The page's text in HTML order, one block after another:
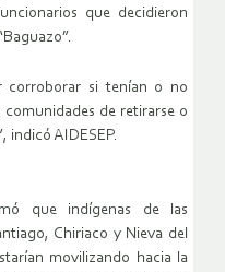
que decidieron
corroborar si tenían o no
de retirarse o
indicó AIDESEP.
que indígenas de las
Chiriaco y Nieva del
movilizando hacia la